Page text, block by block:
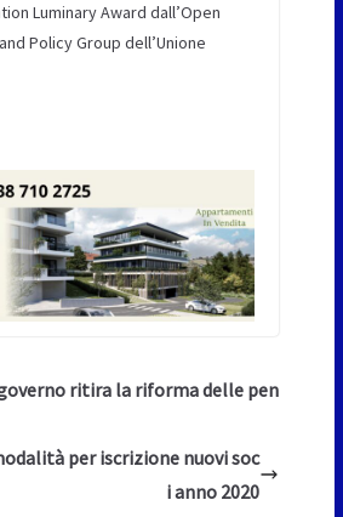
Luminary Award dall’Open
Policy Group dell’Unione
ritira la riforma delle pen
per iscrizione nuovi soc
i anno 2020